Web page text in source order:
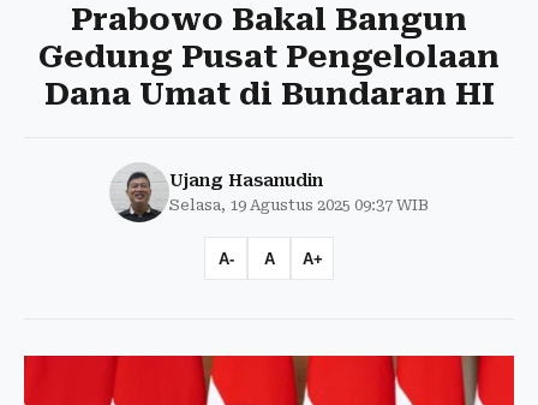
Prabowo Bakal Bangun
Gedung Pusat Pengelolaan
Dana Umat di Bundaran HI
Ujang Hasanudin
Selasa, 19 Agustus 2025 09:37 WIB
A- A A+